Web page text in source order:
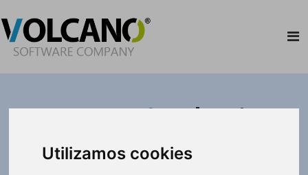
Utilizamos cookies
Martín(Gerente)